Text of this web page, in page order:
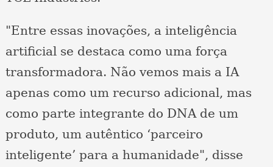
"Entre essas inovações, a inteligência
artificial se destaca como uma força
transformadora. Não vemos mais a IA
apenas como um recurso adicional, mas
como parte integrante do DNA de um
produto, um autêntico ‘parceiro
inteligente’ para a humanidade", disse